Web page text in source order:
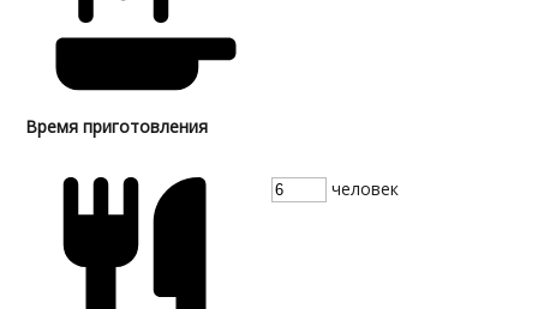
Время приготовления
человек